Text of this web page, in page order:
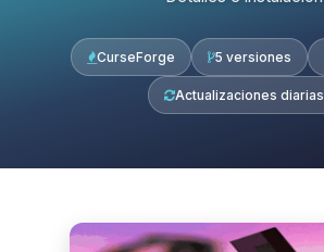
CurseForge 5 versiones
Actualizaciones diarias